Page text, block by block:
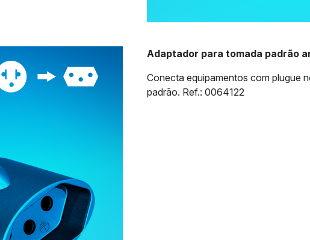
Adaptador para tomada padrão
Conecta equipamentos com plugue
padrão. Ref.: 0064122